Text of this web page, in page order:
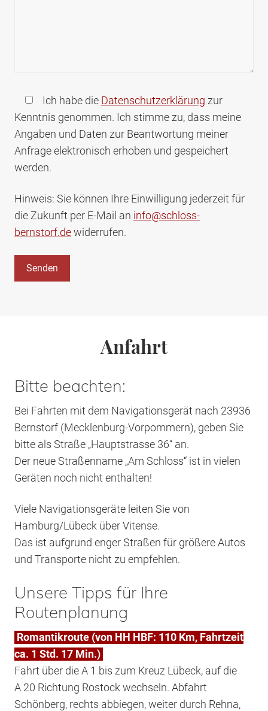
Ich habe die Datenschutzerklärung zur
Kenntnis genommen. Ich stimme zu, dass meine
Angaben und Daten zur Beantwortung meiner
Anfrage elektronisch erhoben und gespeichert
werden.
Hinweis: Sie können Ihre Einwilligung jederzeit für
die Zukunft per E-Mail an info@schloss-
bernstorf.de widerrufen.
Anfahrt
Bitte beachten:
Bei Fahrten mit dem Navigationsgerät nach 23936
Bernstorf (Mecklenburg-Vorpommern), geben Sie
bitte als Straße „Hauptstrasse 36“ an.
Der neue Straßenname „Am Schloss“ ist in vielen
Geräten noch nicht enthalten!
Viele Navigationsgeräte leiten Sie von
Hamburg/Lübeck über Vitense.
Das ist aufgrund enger Straßen für größere Autos
und Transporte nicht zu empfehlen.
Unsere Tipps für Ihre
Routenplanung
Romantikroute (von HH HBF: 110 Km, Fahrtzeit
ca. 1 Std. 17 Min.)
Fahrt über die A 1 bis zum Kreuz Lübeck, auf die
A 20 Richtung Rostock wechseln. Abfahrt
Schönberg, rechts abbiegen, weiter durch Rehna,